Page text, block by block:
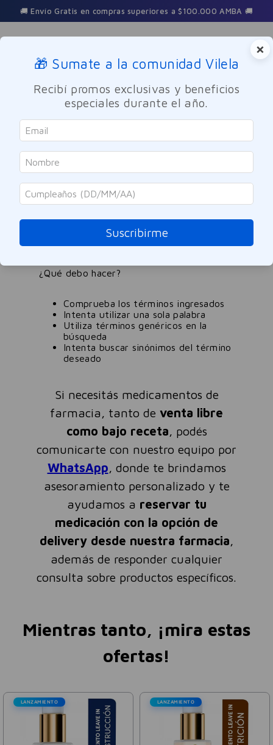
🚚 Envío Gratis en compras superiores a $100.000 AMBA 🚚
Buscar
estuche-perfume-mujer-sisterland-red-rose-edt-80ml---body-
lotion-75ml
OOPS!
No encontramos ningún resultado para
estuche-perfume-mujer-sisterland-
¿Qué debo hacer?
Comprueba los términos ingresados
Intenta utilizar una sola palabra
Utiliza términos genéricos en la
búsqueda
Intenta buscar sinónimos del término
deseado
Si necesitás medicamentos de
farmacia, tanto de venta libre
como bajo receta, podés
comunicarte con nuestro equipo por
WhatsApp, donde te brindamos
asesoramiento personalizado y te
ayudamos a reservar tu
medicación con la opción de
delivery desde nuestra farmacia,
además de responder cualquier
consulta sobre productos específicos.
Mientras tanto, ¡mira estas
ofertas!
LANZAMIENTO LANZAMIENTO
×
🎁 Sumate a la comunidad Vilela
Recibí promos exclusivas y beneficios
especiales durante el año.
Suscribirme